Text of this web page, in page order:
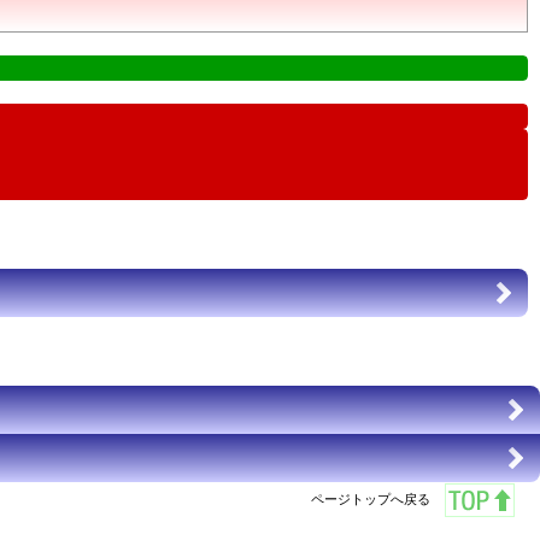
ページトップへ戻る